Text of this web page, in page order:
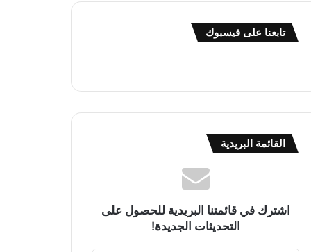
تابعنا على فيسبوك
القائمة البريدية
اشترك في قائمتنا البريدية للحصول على
التحديثات الجديدة!